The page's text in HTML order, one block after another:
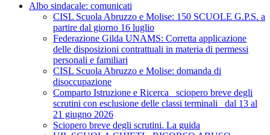
Albo sindacale: comunicati
CISL Scuola Abruzzo e Molise: 150 SCUOLE G.P.S. a
partire dal giorno 16 luglio
Federazione Gilda UNAMS: Corretta applicazione
delle disposizioni contrattuali in materia di permessi
personali e familiari
CISL Scuola Abruzzo e Molise: domanda di
disoccupazione
Comparto Istruzione e Ricerca_ sciopero breve degli
scrutini con esclusione delle classi terminali_ dal 13 al
21 giugno 2026
Sciopero breve degli scrutini. La guida